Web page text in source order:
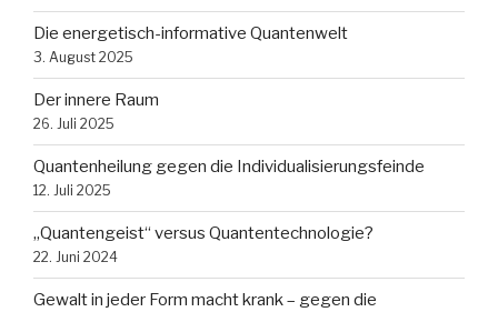
Die energetisch-informative Quantenwelt
3. August 2025
Der innere Raum
26. Juli 2025
Quantenheilung gegen die Individualisierungsfeinde
12. Juli 2025
„Quantengeist“ versus Quantentechnologie?
22. Juni 2024
Gewalt in jeder Form macht krank – gegen die